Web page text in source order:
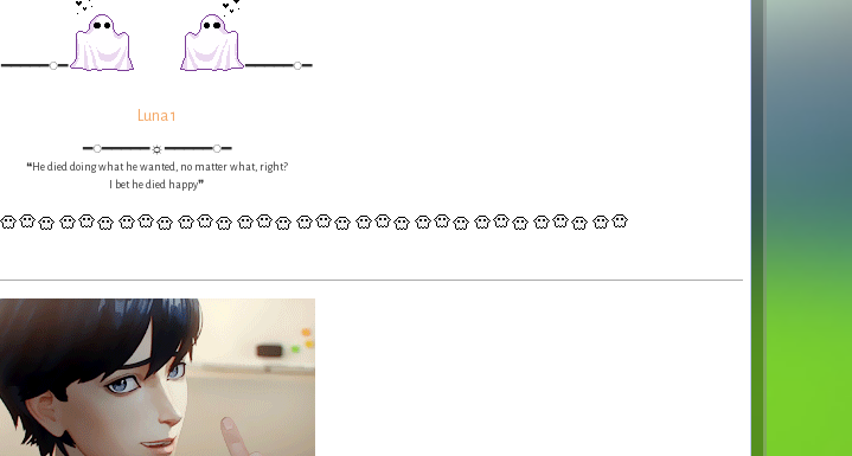
━━━━━◌━ ━━━━━◌━
Luna 1
━◌━━━━━☼━━━━━◌━
❝He died doing what he wanted, no matter what, right?
I bet he died happy❞